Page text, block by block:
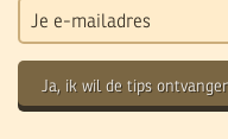
Ja, ik wil de tips